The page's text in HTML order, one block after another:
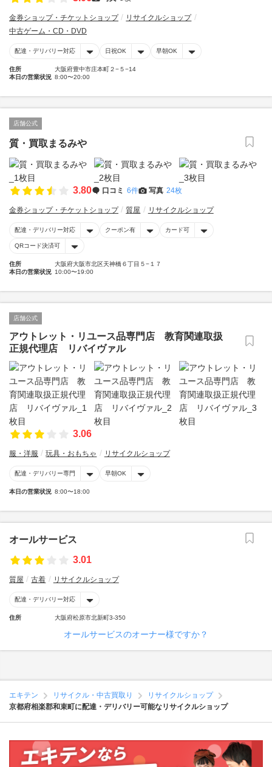
金券ショップ・チケットショップ
リサイクルショップ
中古ゲーム・CD・DVD
配達・デリバリー対応 日祝OK 早朝OK
住所
大阪府豊中市庄本町２−５−14
本日の営業状況 8:00〜20:00
店舗公式
質・買取まるみや
3.80 口コミ 6件 写真 24枚
金券ショップ・チケットショップ 質屋 リサイクルショップ
配達・デリバリー対応 クーポン有 カード可
QRコード決済可
住所
大阪府大阪市北区天神橋６丁目５−１７
本日の営業状況 10:00〜19:00
店舗公式
アウトレット・リユース品専門店 教育関連取扱
正規代理店 リバイヴァル
3.06
服・洋服 玩具・おもちゃ リサイクルショップ
配達・デリバリー専門 早朝OK
本日の営業状況 8:00〜18:00
オールサービス
3.01
質屋 古着 リサイクルショップ
配達・デリバリー対応
住所 大阪府松原市北新町3-350
オールサービスのオーナー様ですか？
エキテン リサイクル・中古買取り
リサイクルショップ
京都府相楽郡和束町に配達・デリバリー可能なリサイクルショップ